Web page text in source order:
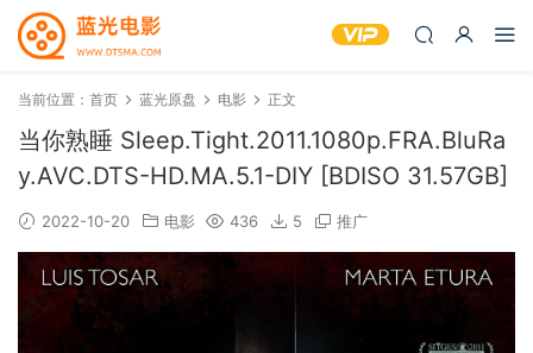
当前位置： 首页 蓝光原盘 电影 正文
当你熟睡 Sleep.Tight.2011.1080p.FRA.BluRa
y.AVC.DTS-HD.MA.5.1-DIY [BDISO 31.57GB]
2022-10-20 电影 436 5 推广